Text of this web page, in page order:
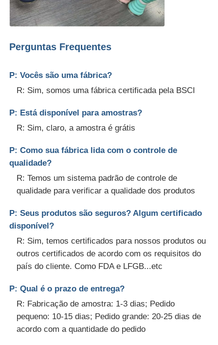
Perguntas Frequentes
P: Vocês são uma fábrica?
R: Sim, somos uma fábrica certificada pela BSCI
P: Está disponível para amostras?
R: Sim, claro, a amostra é grátis
P: Como sua fábrica lida com o controle de
qualidade?
R: Temos um sistema padrão de controle de
qualidade para verificar a qualidade dos produtos
P: Seus produtos são seguros? Algum certificado
disponível?
R: Sim, temos certificados para nossos produtos ou
outros certificados de acordo com os requisitos do
país do cliente. Como FDA e LFGB...etc
P: Qual é o prazo de entrega?
R: Fabricação de amostra: 1-3 dias; Pedido
pequeno: 10-15 dias; Pedido grande: 20-25 dias de
acordo com a quantidade do pedido